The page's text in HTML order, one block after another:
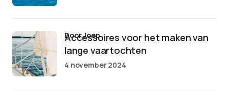
Accessoires voor het maken van
lange vaartochten
door Joep
4 november 2024